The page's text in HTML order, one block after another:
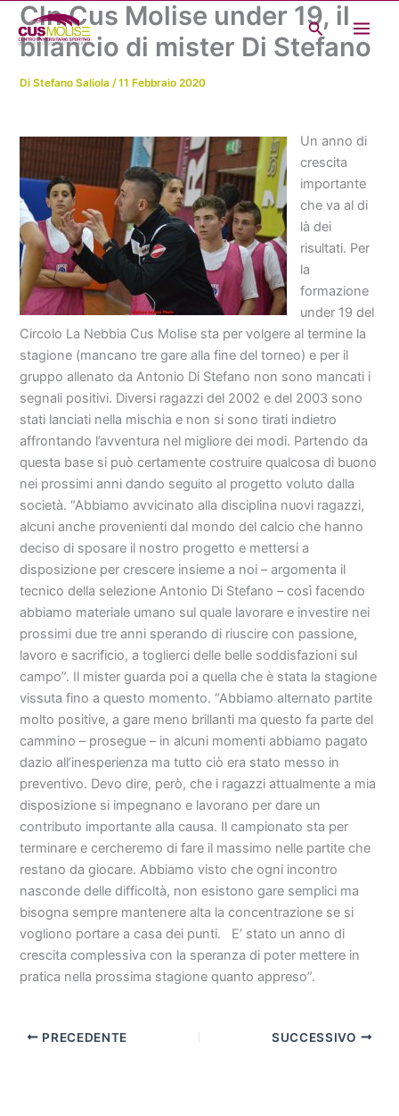
contenuto
Cerca
Cln Cus Molise under 19, il
bilancio di mister Di Stefano
DiStefano Saliola/11 Febbraio 2020
Un anno di
crescita
importante
che va al di
là dei
risultati. Per
la
formazione
under 19 del
Circolo La Nebbia Cus Molise sta per volgere al termine la
stagione (mancano tre gare alla fine del torneo) e per il
gruppo allenato da Antonio Di Stefano non sono mancati i
segnali positivi. Diversi ragazzi del 2002 e del 2003 sono
stati lanciati nella mischia e non si sono tirati indietro
affrontando l’avventura nel migliore dei modi. Partendo da
questa base si può certamente costruire qualcosa di buono
nei prossimi anni dando seguito al progetto voluto dalla
società. “Abbiamo avvicinato alla disciplina nuovi ragazzi,
alcuni anche provenienti dal mondo del calcio che hanno
deciso di sposare il nostro progetto e mettersi a
disposizione per crescere insieme a noi – argomenta il
tecnico della selezione Antonio Di Stefano – così facendo
abbiamo materiale umano sul quale lavorare e investire nei
prossimi due tre anni sperando di riuscire con passione,
lavoro e sacrificio, a toglierci delle belle soddisfazioni sul
campo”. Il mister guarda poi a quella che è stata la stagione
vissuta fino a questo momento. “Abbiamo alternato partite
molto positive, a gare meno brillanti ma questo fa parte del
cammino – prosegue – in alcuni momenti abbiamo pagato
dazio all’inesperienza ma tutto ciò era stato messo in
preventivo. Devo dire, però, che i ragazzi attualmente a mia
disposizione si impegnano e lavorano per dare un
contributo importante alla causa. Il campionato sta per
terminare e cercheremo di fare il massimo nelle partite che
restano da giocare. Abbiamo visto che ogni incontro
nasconde delle difficoltà, non esistono gare semplici ma
bisogna sempre mantenere alta la concentrazione se si
vogliono portare a casa dei punti. E’ stato un anno di
crescita complessiva con la speranza di poter mettere in
pratica nella prossima stagione quanto appreso”.
PRECEDENTE SUCCESSIVO